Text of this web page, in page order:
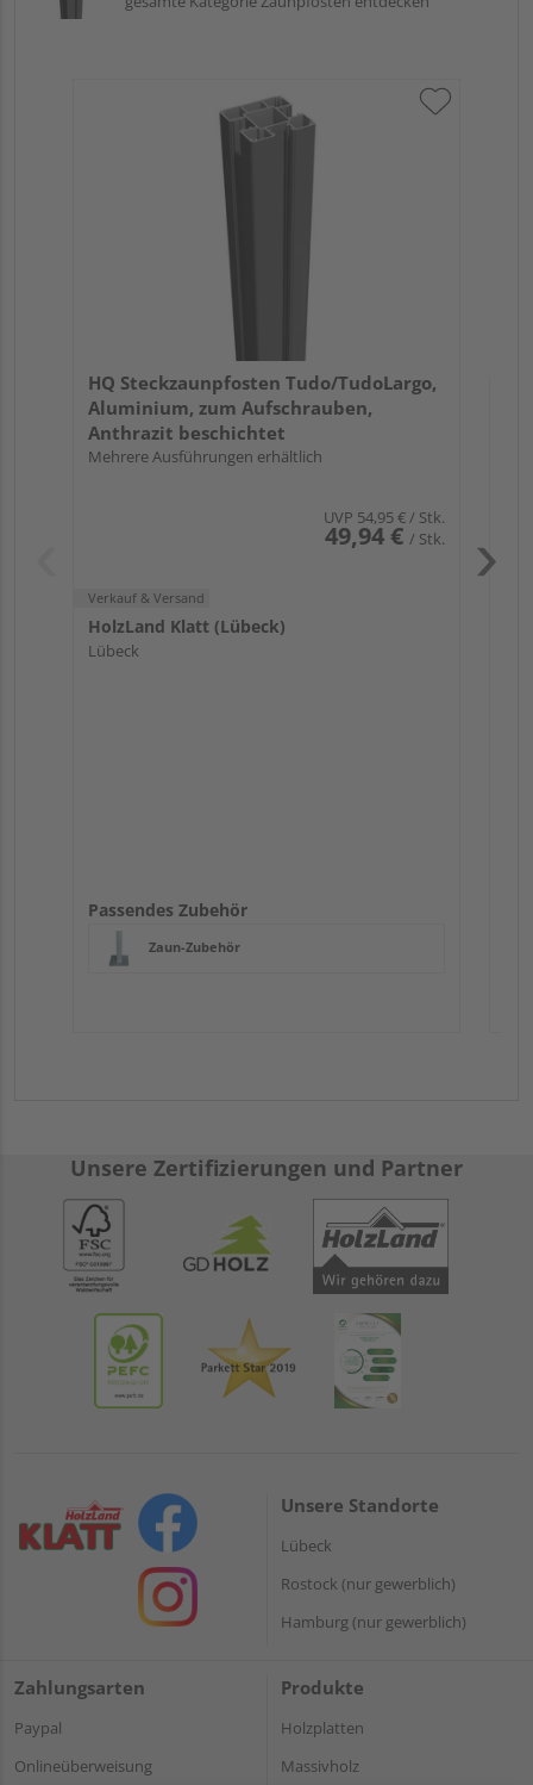
HQ Steckzaunpfosten Tudo/TudoLargo,
Aluminium, zum Aufschrauben,
Anthrazit beschichtet
Mehrere Ausführungen erhältlich
UVP 54,95 €/ Stk.
49,94 € / Stk.
Verkauf & Versand
HolzLand Klatt (Lübeck)
Lübeck
Passendes Zubehör
Zaun-Zubehör
Unsere Zertifizierungen und Partner
Unsere Standorte
Lübeck
Rostock (nur gewerblich)
Hamburg (nur gewerblich)
Zahlungsarten
Paypal
Onlineüberweisung
Produkte
Holzplatten
Massivholz